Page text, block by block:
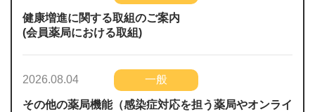
健康増進に関する取組のご案内
(会員薬局における取組)
2026.08.04 一般
その他の薬局機能（感染症対応を担う薬局やオンライ